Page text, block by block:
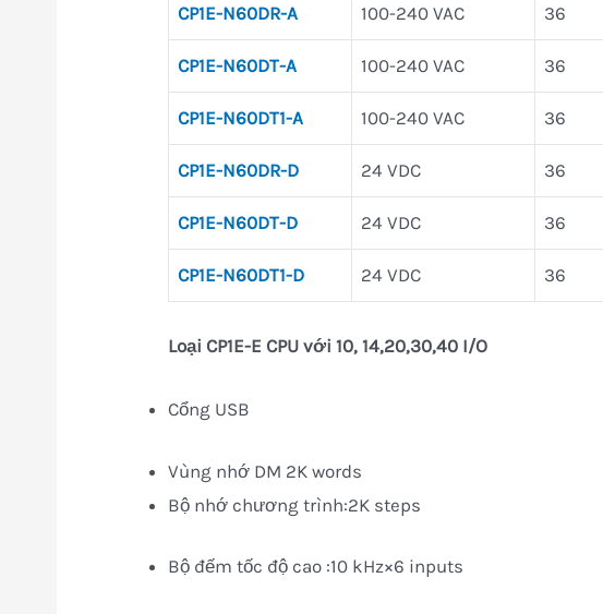
CP1E-N60DR-A 100-240 VAC 36
CP1E-N60DT-A 100-240 VAC 36
CP1E-N60DT1-A 100-240 VAC 36
CP1E-N60DR-D 24 VDC 36
CP1E-N60DT-D 24 VDC 36
CP1E-N60DT1-D 24 VDC 36
Loại CP1E-E CPU với 10, 14,20,30,40 I/O
Cổng USB
Vùng nhớ DM 2K words
Bộ nhớ chương trình:2K steps
Bộ đếm tốc độ cao :10 kHz×6 inputs